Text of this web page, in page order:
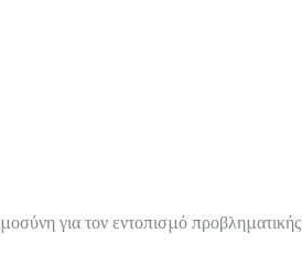
για τον εντοπισμό προβληματικής